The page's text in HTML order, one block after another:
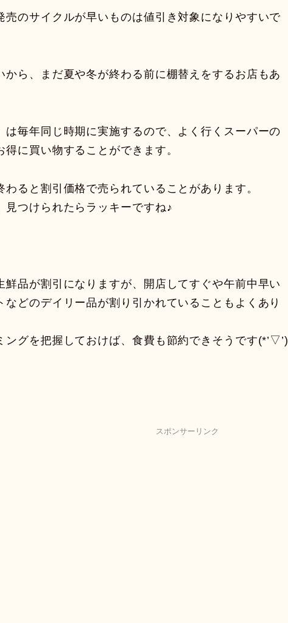
売のサイクルが早いものは値引き対象になりやすいで
ら、まだ夏や冬が終わる前に棚替えをするお店もあ
は毎年同じ時期に実施するので、よく行くスーパーの
に買い物することができます。
ると割引価格で売られていることがあります。
見つけられたらラッキーですね♪
品が割引になりますが、開店してすぐや午前中早い
どのデイリー品が割り引かれていることもよくあり
ングを把握しておけば、食費も節約できそうです(*’▽’)
スポンサーリンク